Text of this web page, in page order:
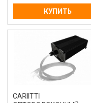
КУПИТЬ
CARIITTI